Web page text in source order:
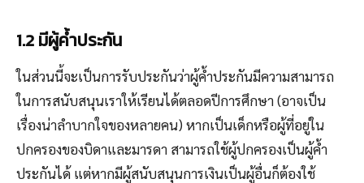
1.2 มีผู้ค้ำประกัน
ในส่วนนี้จะเป็นการรับประกันว่าผู้ค้ำประกันมีความสามารถ
ในการสนับสนุนเราให้เรียนได้ตลอดปีการศึกษา (อาจเป็น
เรื่องน่าลำบากใจของหลายคน) หากเป็นเด็กหรือผู้ที่อยู่ใน
ปกครองของบิดาและมารดา สามารถใช้ผู้ปกครองเป็นผู้ค้ำ
ประกันได้ แต่หากมีผู้สนับสนุนการเงินเป็นผู้อื่นก็ต้องใช้